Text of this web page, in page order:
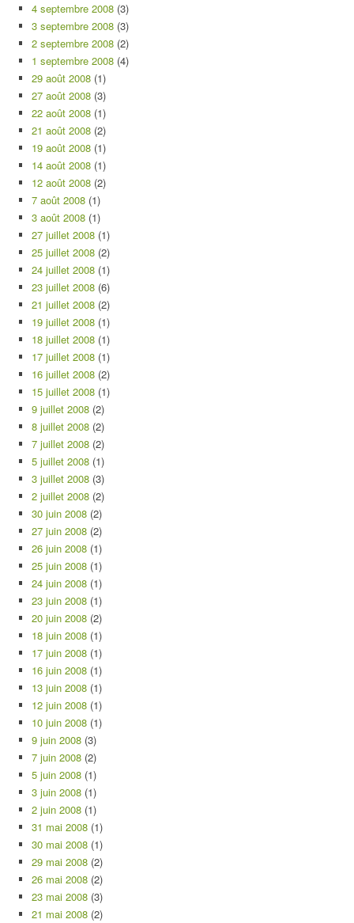
4 septembre 2008 (3)
3 septembre 2008 (3)
2 septembre 2008 (2)
1 septembre 2008 (4)
29 août 2008 (1)
27 août 2008 (3)
22 août 2008 (1)
21 août 2008 (2)
19 août 2008 (1)
14 août 2008 (1)
12 août 2008 (2)
7 août 2008 (1)
3 août 2008 (1)
27 juillet 2008 (1)
25 juillet 2008 (2)
24 juillet 2008 (1)
23 juillet 2008 (6)
21 juillet 2008 (2)
19 juillet 2008 (1)
18 juillet 2008 (1)
17 juillet 2008 (1)
16 juillet 2008 (2)
15 juillet 2008 (1)
9 juillet 2008 (2)
8 juillet 2008 (2)
7 juillet 2008 (2)
5 juillet 2008 (1)
3 juillet 2008 (3)
2 juillet 2008 (2)
30 juin 2008 (2)
27 juin 2008 (2)
26 juin 2008 (1)
25 juin 2008 (1)
24 juin 2008 (1)
23 juin 2008 (1)
20 juin 2008 (2)
18 juin 2008 (1)
17 juin 2008 (1)
16 juin 2008 (1)
13 juin 2008 (1)
12 juin 2008 (1)
10 juin 2008 (1)
9 juin 2008 (3)
7 juin 2008 (2)
5 juin 2008 (1)
3 juin 2008 (1)
2 juin 2008 (1)
31 mai 2008 (1)
30 mai 2008 (1)
29 mai 2008 (2)
26 mai 2008 (2)
23 mai 2008 (3)
21 mai 2008 (2)